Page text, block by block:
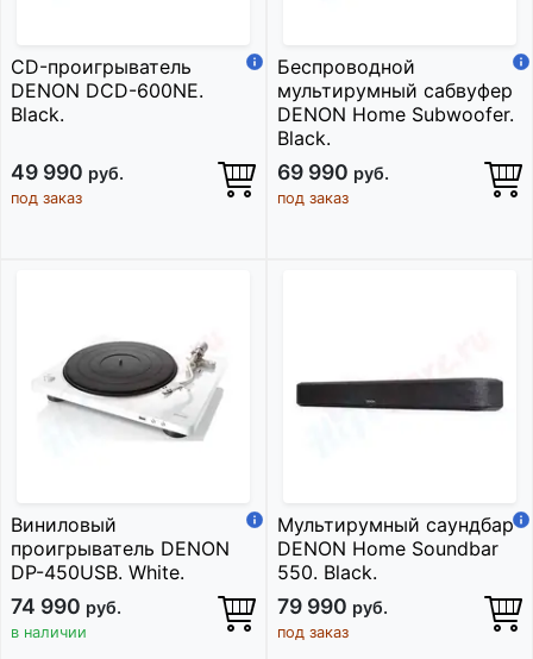
CD-проигрыватель
DENON DCD-600NE.
Black.
49 990 руб.
под заказ
Беспроводной
мультирумный сабвуфер
DENON Home Subwoofer.
Black.
69 990 руб.
под заказ
Виниловый
проигрыватель DENON
DP-450USB. White.
74 990 руб.
в наличии
Мультирумный саундбар
DENON Home Soundbar
550. Black.
79 990 руб.
под заказ